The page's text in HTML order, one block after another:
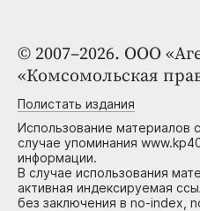
© 2007–2026. ООО
«Комсомольская
Полистать издания
Использование материалов
случае упоминания
информации.
В случае использования
активная индексируемая
без заключения в no-index,